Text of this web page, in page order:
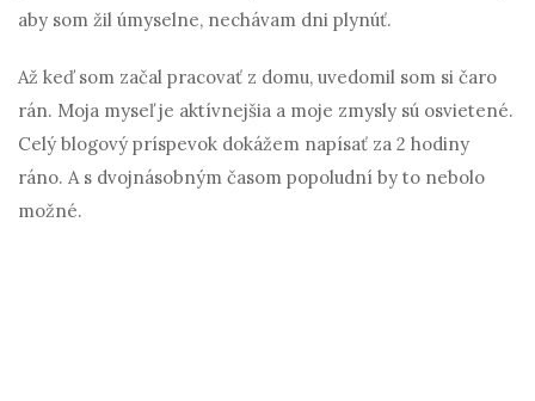
aby som žil úmyselne, nechávam dni plynúť.
Až keď som začal pracovať z domu, uvedomil som si čaro
rán. Moja myseľ je aktívnejšia a moje zmysly sú osvietené.
Celý blogový príspevok dokážem napísať za 2 hodiny
ráno. A s dvojnásobným časom popoludní by to nebolo
možné.